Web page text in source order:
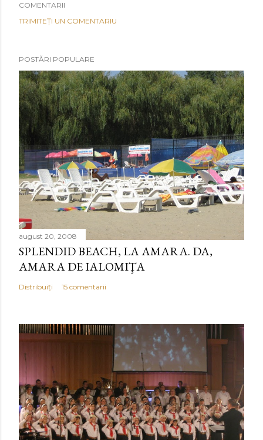
COMENTARII
TRIMITEȚI UN COMENTARIU
POSTĂRI POPULARE
august 20, 2008
SPLENDID BEACH, LA AMARA. DA,
AMARA DE IALOMIŢA
Distribuiți 15 comentarii